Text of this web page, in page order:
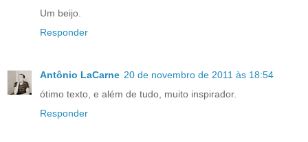
Um beijo.
Responder
Antônio LaCarne 20 de novembro de 2011 às 18:54
ótimo texto, e além de tudo, muito inspirador.
Responder